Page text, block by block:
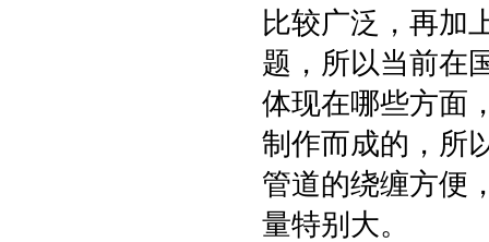
比较广泛，再加
题，所以当前在
体现在哪些方面
制作而成的，所
管道的绕缠方便
量特别大。